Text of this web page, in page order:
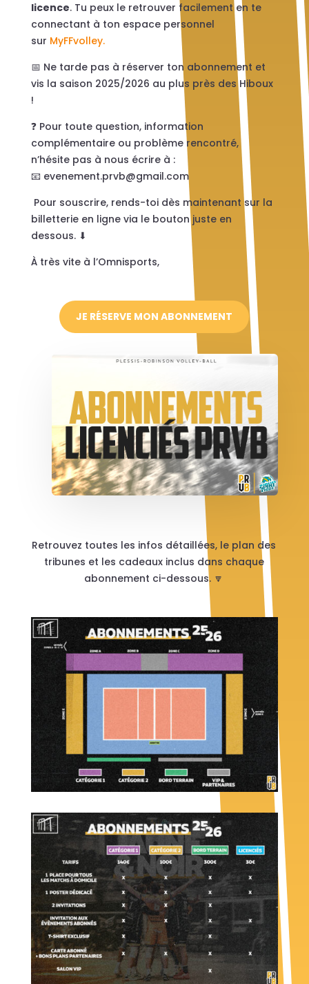
licence. Tu peux le retrouver facilement en te
connectant à ton espace personnel
sur MyFFvolley.
📅 Ne tarde pas à réserver ton abonnement et
vis la saison 2025/2026 au plus près des Hiboux
!
❓ Pour toute question, information
complémentaire ou problème rencontré,
n’hésite pas à nous écrire à :
📧 evenement.prvb@gmail.com
Pour souscrire, rends-toi dès maintenant sur la
billetterie en ligne via le bouton juste en
dessous. ⬇
À très vite à l’Omnisports,
JE RÉSERVE MON ABONNEMENT
Retrouvez toutes les infos détaillées, le plan des
tribunes et les cadeaux inclus dans chaque
abonnement ci-dessous. 🔽